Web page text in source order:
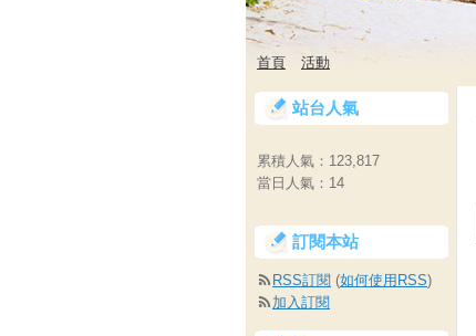
首頁 活動
站台人氣
累積人氣： 123,817
當日人氣： 14
訂閱本站
RSS訂閱 (如何使用RSS)
加入訂閱